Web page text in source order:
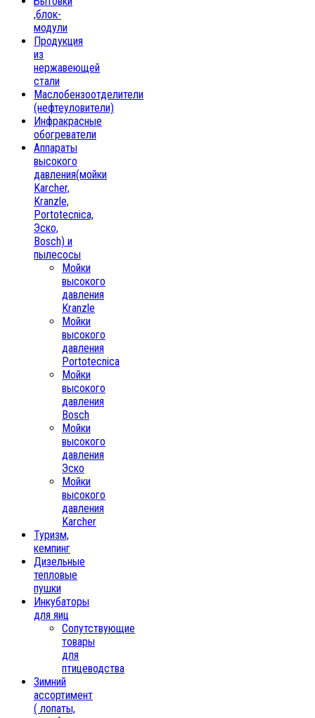
,блок-
модули
Продукция
из
нержавеющей
стали
Маслобензоотделители
(нефтеуловители)
Инфракрасные
обогреватели
Аппараты
высокого
давления(мойки
Karcher,
Kranzle,
Portotecnica,
Эско,
Bosch) и
пылесосы
Мойки
высокого
давления
Kranzle
Мойки
высокого
давления
Portotecnica
Мойки
высокого
давления
Bosch
Мойки
высокого
давления
Эско
Мойки
высокого
давления
Karcher
Туризм,
кемпинг
Дизельные
тепловые
пушки
Инкубаторы
для яиц
Сопутствующие
товары
для
птицеводства
Зимний
ассортимент
( лопаты,